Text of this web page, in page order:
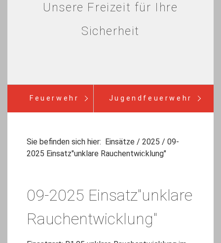
Unsere Freizeit für Ihre
Sicherheit
Feuerwehr Jugendfeuerwehr
Bürgerinfo
Sie befinden sich hier: Einsätze / 2025 / 09-
2025 Einsatz"unklare Rauchentwicklung"
09-2025 Einsatz"unklare
Rauchentwicklung"